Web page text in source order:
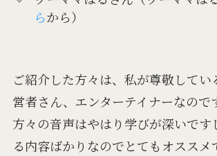
らから）
ご紹介した方々は、私が尊敬してい
営者さん、エンターテイナーなので
方々の音声はやはり学びが深いです
る内容ばかりなのでとてもオススメ